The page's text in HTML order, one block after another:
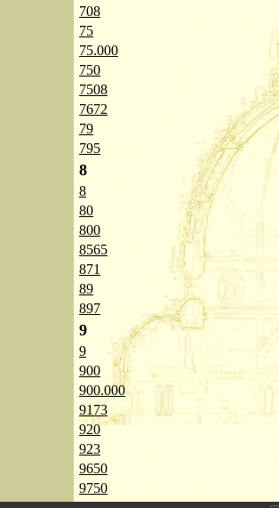
708
75
75.000
750
7508
7672
79
795
8
8
80
800
8565
871
89
897
9
9
900
900.000
9173
920
923
9650
9750